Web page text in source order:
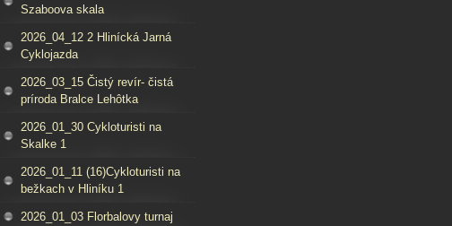
Szaboova skala
2026_04_12 2 Hlinícká Jarná
Cyklojazda
2026_03_15 Čistý revír- čistá
príroda Bralce Lehôtka
2026_01_30 Cykloturisti na
Skalke 1
2026_01_11 (16)Cykloturisti na
bežkach v Hliníku 1
2026_01_03 Florbalovy turnaj